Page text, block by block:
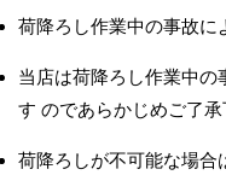
荷降ろし作業中の事故に
当店は荷降ろし作業中の
す のであらかじめご了承
荷降ろしが不可能な場合